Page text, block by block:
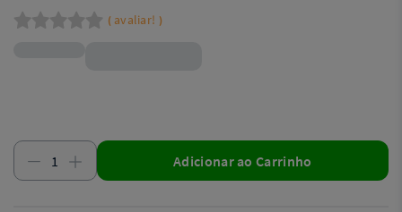
( avaliar! )
Adicionar ao Carrinho